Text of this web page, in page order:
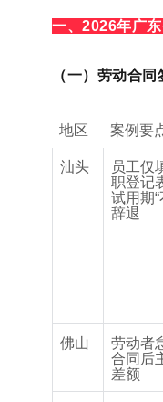
一、2026年广
（一）劳动合同
地区 案例要
汕头
员工仅
职登记
试用期“
辞退
佛山
劳动者
合同后
差额